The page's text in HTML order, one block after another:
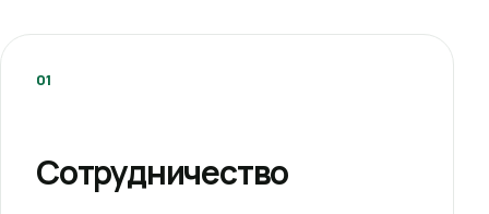
01
Сотрудничество